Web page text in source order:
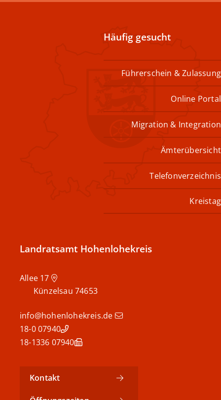
Häufig gesucht
Führerschein & Zulassung
Online Portal
Migration & Integration
Ämterübersicht
Telefonverzeichnis
Kreistag
Landratsamt Hohenlohekreis
74653
Künzelsau
info@hohenlohekreis.de
07940 18-0
07940 18-1336
Kontakt